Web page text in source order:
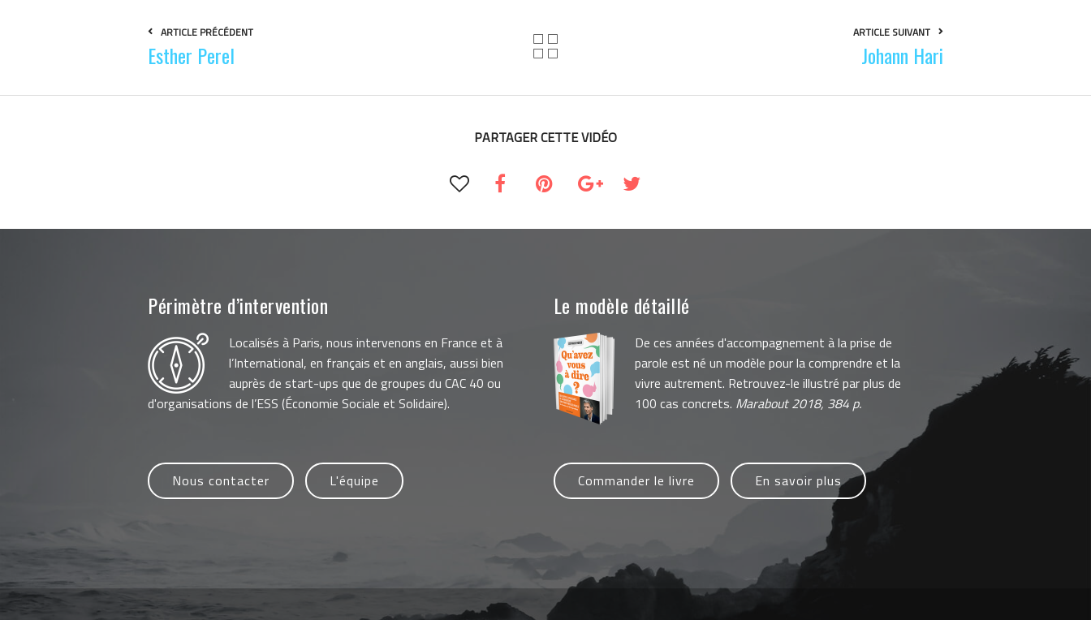
ARTICLE PRÉCÉDENT
Esther Perel
ARTICLE SUIVANT
Johann Hari
PARTAGER CETTE VIDÉO
Périmètre d’intervention
Localisés à Paris, nous intervenons en France et à
l’International, en français et en anglais, aussi bien
auprès de start-ups que de groupes du CAC 40 ou
d'organisations de l’ESS (Économie Sociale et Solidaire).
Nous contacter L'équipe
Le modèle détaillé
De ces années d'accompagnement à la prise de
parole est né un modèle pour la comprendre et la
vivre autrement. Retrouvez-le illustré par plus de
100 cas concrets. Marabout 2018, 384 p.
Commander le livre En savoir plus